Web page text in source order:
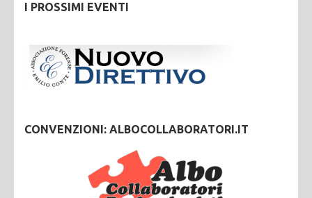
I PROSSIMI EVENTI
CONVENZIONI: ALBOCOLLABORATORI.IT